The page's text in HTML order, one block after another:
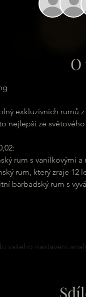
exkluzivních rumů
nejlepší ze
rum s
rum, který zraje
barbadský rum s
vašeho nastavení